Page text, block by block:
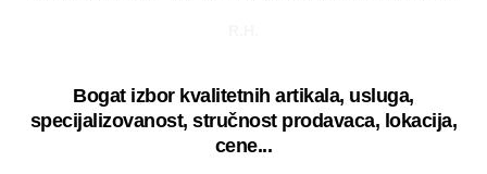
Bogat izbor kvalitetnih artikala, usluga,
specijalizovanost, stručnost prodavaca, lokacija,
cene...